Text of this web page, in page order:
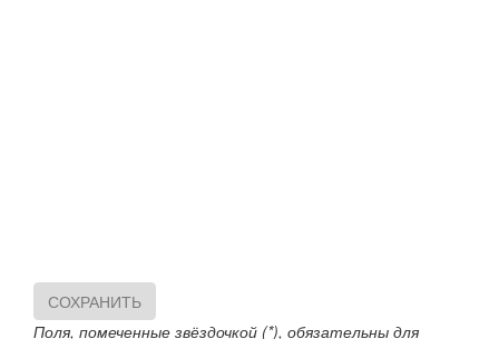
СОХРАНИТЬ
Поля, помеченные звёздочкой (*), обязательны для